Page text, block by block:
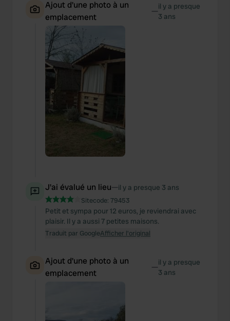
Ajout d'une photo à un
emplacement
—il y a presque
3 ans
J'ai évalué un lieu—il y a presque 3 ans
Sitecode: 79453
Petit et sympa pour 12 euros, je reviendrai avec
plaisir. Il y a aussi 7 petites maisons.
Traduit par GoogleAfficher l'original
Ajout d'une photo à un
emplacement
—il y a presque
3 ans